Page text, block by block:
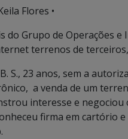
Flores •
do Grupo de Operações
terrenos de
S., 23 anos, sem a
a venda de um
interesse e
firma em cartório